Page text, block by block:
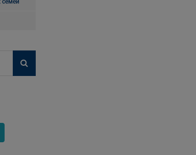
семей